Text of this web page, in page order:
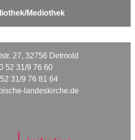
Mediothek
27, 32756 Detmold
52 31/9 76 60
31/9 76 81 64
landeskirche.de